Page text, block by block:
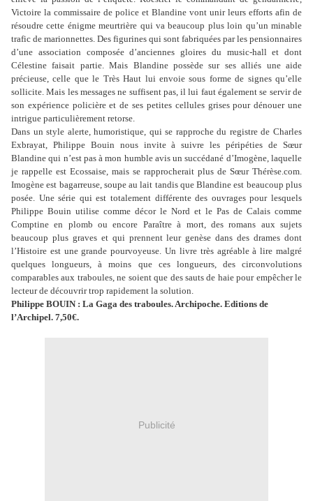
Victoire la commissaire de police et Blandine vont unir leurs efforts afin de
résoudre cette énigme meurtrière qui va beaucoup plus loin qu’un minable
trafic de marionnettes. Des figurines qui sont fabriquées par les pensionnaires
d’une association composée d’anciennes gloires du music-hall et dont
Célestine faisait partie. Mais Blandine possède sur ses alliés une aide
précieuse, celle que le Très Haut lui envoie sous forme de signes qu’elle
sollicite. Mais les messages ne suffisent pas, il lui faut également se servir de
son expérience policière et de ses petites cellules grises pour dénouer une
intrigue particulièrement retorse.
Dans un style alerte, humoristique, qui se rapproche du registre de Charles
Exbrayat, Philippe Bouin nous invite à suivre les péripéties de Sœur
Blandine qui n’est pas à mon humble avis un succédané d’Imogène, laquelle
je rappelle est Ecossaise, mais se rapprocherait plus de Sœur Thérèse.com.
Imogène est bagarreuse, soupe au lait tandis que Blandine est beaucoup plus
posée. Une série qui est totalement différente des ouvrages pour lesquels
Philippe Bouin utilise comme décor le Nord et le Pas de Calais comme
Comptine en plomb ou encore Paraître à mort, des romans aux sujets
beaucoup plus graves et qui prennent leur genèse dans des drames dont
l’Histoire est une grande pourvoyeuse. Un livre très agréable à lire malgré
quelques longueurs, à moins que ces longueurs, des circonvolutions
comparables aux traboules, ne soient que des sauts de haie pour empêcher le
lecteur de découvrir trop rapidement la solution.
Philippe BOUIN : La Gaga des traboules. Archipoche. Editions de
l’Archipel. 7,50€.
Publicité